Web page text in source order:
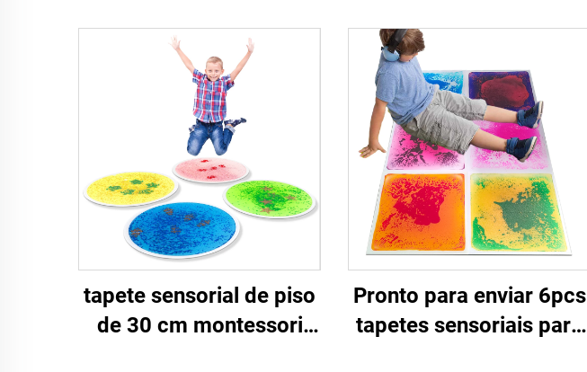
tapete sensorial de piso
de 30 cm montessori
Pronto para enviar 6pcs
tapetes sensoriais para